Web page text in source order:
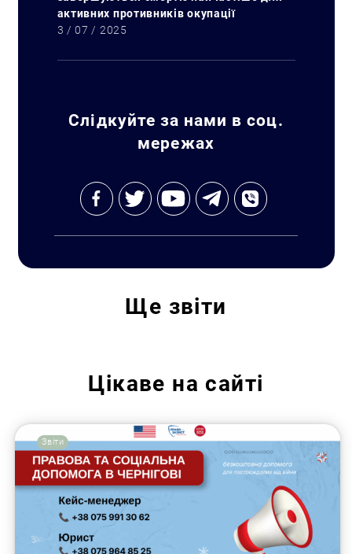
активних противників окупації
3 / 07 / 2025
Слідкуйте за нами в соц.
мережах
Ще звіти
Цікаве на сайті
Звіти